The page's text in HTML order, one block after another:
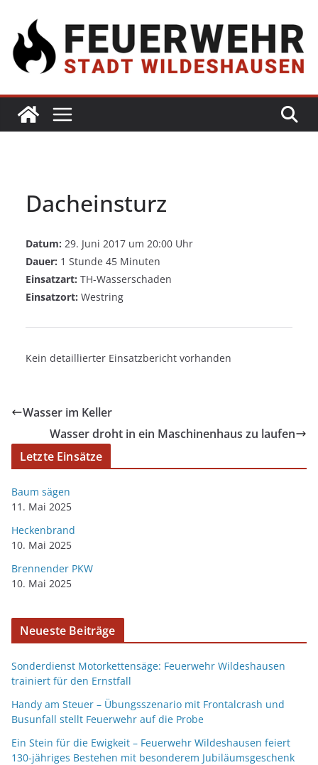
Dacheinsturz
Datum: 29. Juni 2017 um 20:00 Uhr
Dauer: 1 Stunde 45 Minuten
Einsatzart: TH-Wasserschaden
Einsatzort: Westring
Kein detaillierter Einsatzbericht vorhanden
Wasser im Keller
Wasser droht in ein Maschinenhaus zu laufen
Letzte Einsätze
Baum sägen
11. Mai 2025
Heckenbrand
10. Mai 2025
Brennender PKW
10. Mai 2025
Neueste Beiträge
Sonderdienst Motorkettensäge: Feuerwehr Wildeshausen
trainiert für den Ernstfall
Handy am Steuer – Übungsszenario mit Frontalcrash und
Busunfall stellt Feuerwehr auf die Probe
Ein Stein für die Ewigkeit – Feuerwehr Wildeshausen feiert
130-jähriges Bestehen mit besonderem Jubiläumsgeschenk